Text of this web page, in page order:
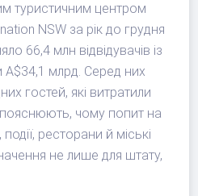
туристичним центром
NSW за рік до грудня
66,4 млн відвідувачів із
A$34,1 млрд. Серед них
гостей, які витратили
чому попит на
ресторани й міські
не лише для штату,